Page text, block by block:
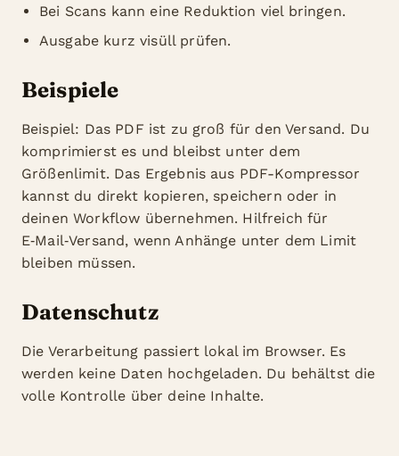
Bei Scans kann eine Reduktion viel bringen.
Ausgabe kurz visüll prüfen.
Beispiele
Beispiel: Das PDF ist zu groß für den Versand. Du
komprimierst es und bleibst unter dem
Größenlimit. Das Ergebnis aus PDF-Kompressor
kannst du direkt kopieren, speichern oder in
deinen Workflow übernehmen. Hilfreich für
E‑Mail‑Versand, wenn Anhänge unter dem Limit
bleiben müssen.
Datenschutz
Die Verarbeitung passiert lokal im Browser. Es
werden keine Daten hochgeladen. Du behältst die
volle Kontrolle über deine Inhalte.